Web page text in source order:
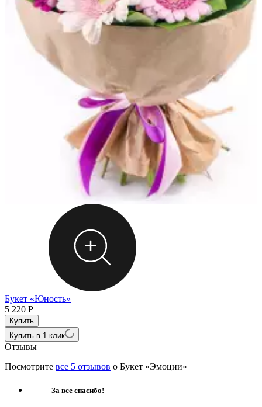
Букет «Юность»
5 220 Р
Купить в 1 клик
Отзывы
Посмотрите все 5 отзывов о Букет «Эмоции»
За все спасибо!